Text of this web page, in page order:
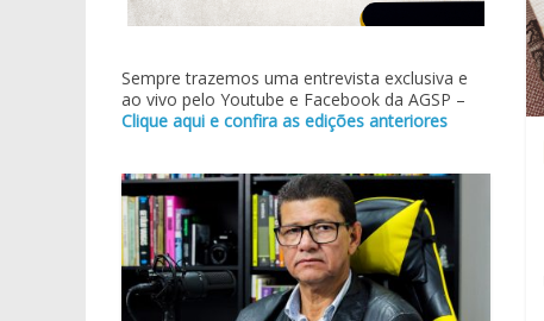
Sempre trazemos uma entrevista exclusiva e
ao vivo pelo Youtube e Facebook da AGSP –
Clique aqui e confira as edições anteriores